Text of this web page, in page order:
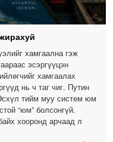
хамгаална гэж
эсэргүүцэн
хамгаалах
нь ч таг чиг. Путин
тийм муу систем юм
“юм” болсонгүй.
хооронд арчаад л